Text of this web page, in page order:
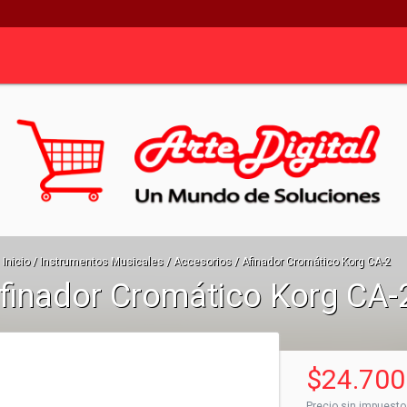
Inicio / Instrumentos Musicales / Accesorios / Afinador Cromático Korg CA-2
Cromático Korg CA-
$24.700